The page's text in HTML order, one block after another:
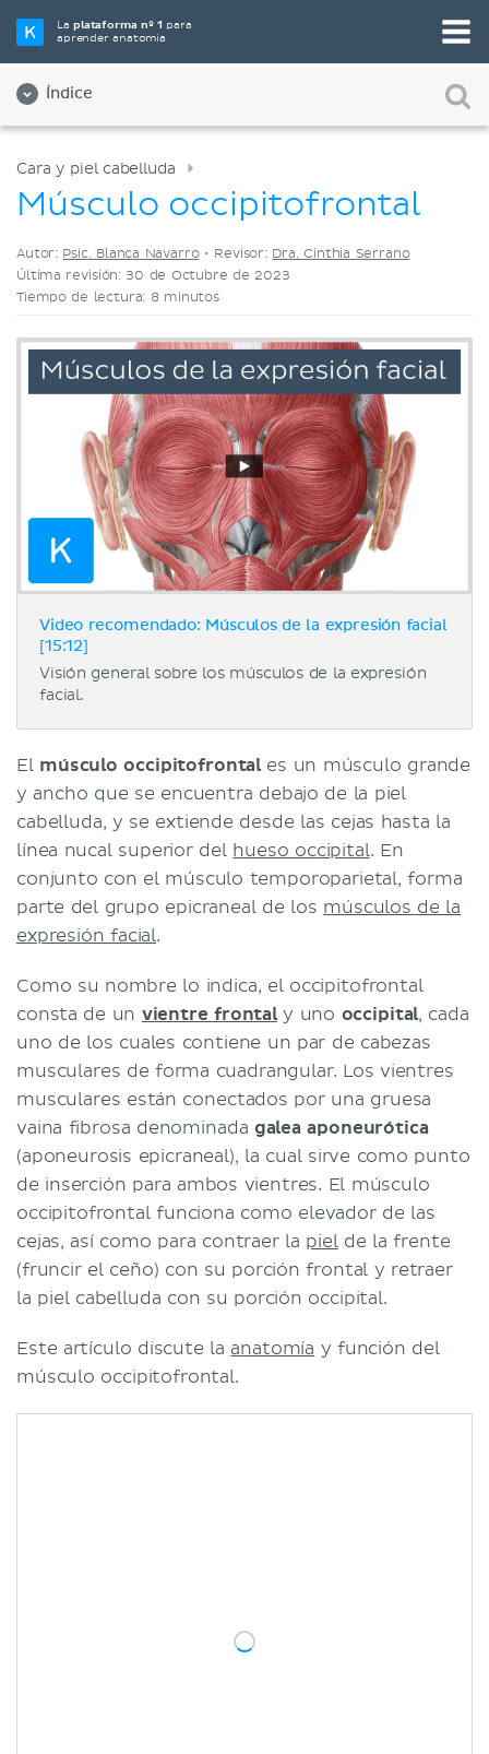
Laplataforma nº 1 para
aprender anatomía
Índice
Elige tu herramienta de estudio favorita
Videos
Cara y piel cabelluda
Músculo occipitofrontal
Autor: Psic. Blanca Navarro• Revisor: Dra. Cinthia Serrano
Última revisión: 30 de Octubre de 2023
Tiempo de lectura: 8 minutos
Video recomendado: Músculos de la expresión facial
[15:12]
Visión general sobre los músculos de la expresión
facial.
El músculo occipitofrontales un músculo grande
y ancho que se encuentra debajo de la piel
cabelluda, y se extiende desde las cejas hasta la
línea nucal superior del hueso occipital. En
conjunto con el músculo temporoparietal, forma
parte del grupo epicraneal de los músculos de la
expresión facial.
Como su nombre lo indica, el occipitofrontal
consta de un vientre frontaly uno occipital, cada
uno de los cuales contiene un par de cabezas
musculares de forma cuadrangular. Los vientres
musculares están conectados por una gruesa
vaina fibrosa denominada galea aponeurótica
(aponeurosis epicraneal), la cual sirve como punto
de inserción para ambos vientres. El músculo
occipitofrontal funciona como elevador de las
cejas, así como para contraer la pielde la frente
(fruncir el ceño) con su porción frontal y retraer
la piel cabelluda con su porción occipital.
Este artículo discute la anatomía y función del
músculo occipitofrontal.